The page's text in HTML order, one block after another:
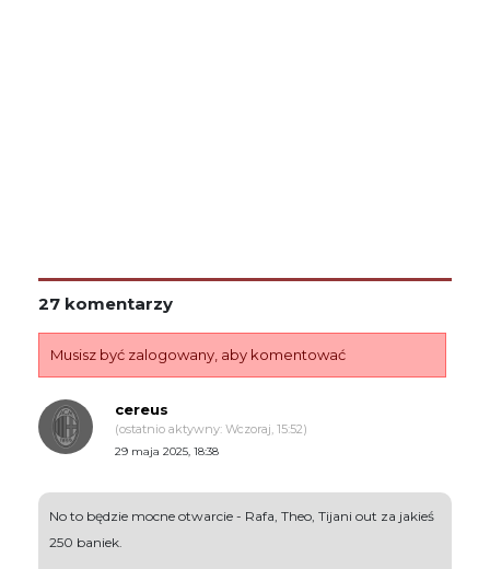
27 komentarzy
Musisz być zalogowany, aby komentować
cereus
(ostatnio aktywny: Wczoraj, 15:52)
29 maja 2025, 18:38
No to będzie mocne otwarcie - Rafa, Theo, Tijani out za jakieś
250 baniek.